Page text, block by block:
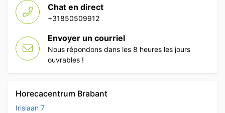
Chat en direct
+31850509912
Envoyer un courriel
Nous répondons dans les 8 heures les jours
ouvrables !
Horecacentrum Brabant
Irislaan 7